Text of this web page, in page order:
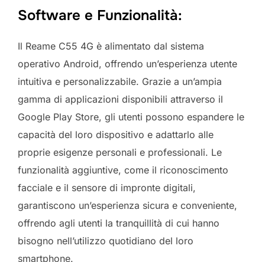
Software e Funzionalità:
Il Reame C55 4G è alimentato dal sistema
operativo Android, offrendo un’esperienza utente
intuitiva e personalizzabile. Grazie a un’ampia
gamma di applicazioni disponibili attraverso il
Google Play Store, gli utenti possono espandere le
capacità del loro dispositivo e adattarlo alle
proprie esigenze personali e professionali. Le
funzionalità aggiuntive, come il riconoscimento
facciale e il sensore di impronte digitali,
garantiscono un’esperienza sicura e conveniente,
offrendo agli utenti la tranquillità di cui hanno
bisogno nell’utilizzo quotidiano del loro
smartphone.